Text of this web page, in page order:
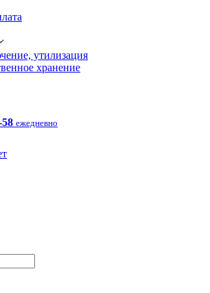
утилизация
хранение
58 ежедневно